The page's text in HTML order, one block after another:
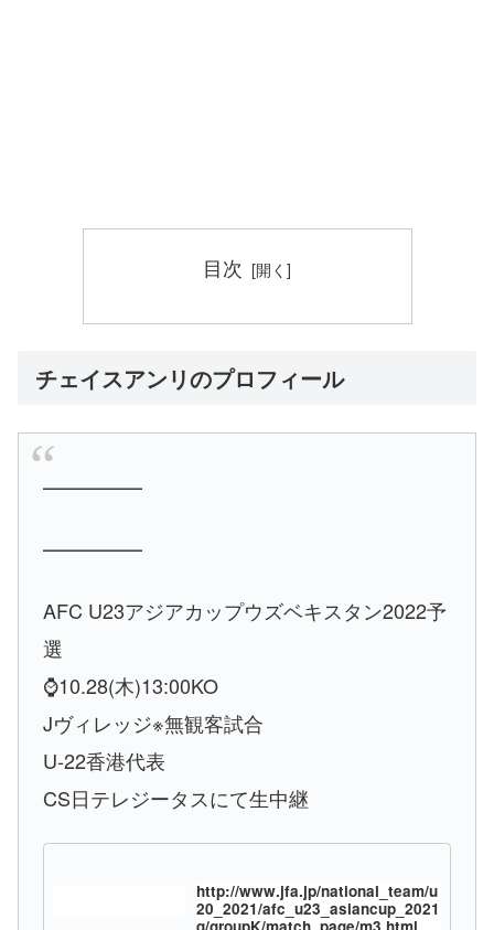
目次
チェイスアンリのプロフィール
━━━━━
━━━━━
AFC U23アジアカップウズベキスタン2022予
選
⌚️10.28(木)13:00KO
Jヴィレッジ※無観客試合
U-22香港代表
CS日テレジータスにて生中継
http://www.jfa.jp/national_team/u
20_2021/afc_u23_asiancup_2021